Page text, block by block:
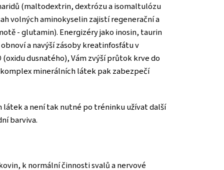
(maltodextrin, dextrózu a isomaltulózu
volných aminokyselin zajistí regenerační a
- glutamin). Energizéry jako inosin, taurin
a navýší zásoby kreatinfosfátu v
dusnatého), Vám zvýší průtok krve do
minerálních látek pak zabezpečí
a není tak nutné po tréninku užívat další
barviva.
k normální činnosti svalů a nervové